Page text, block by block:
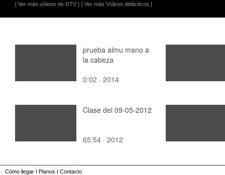
[ Ver más vídeos de RTV ] [ Ver más Vídeos didácticos ]
prueba almu mano a
la cabeza
0:02 · 2014
Clase del 09-05-2012
65:54 · 2012
Cómo llegar I Planos I Contacto